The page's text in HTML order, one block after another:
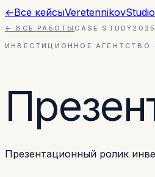
←Все кейсыVeretennikovStudio
← ВСЕ РАБОТЫ CASE STUDY 2025
ИНВЕСТИЦИОННОЕ АГЕНТСТВО
Презентационный ролик